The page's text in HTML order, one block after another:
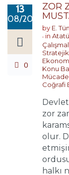
13
08/2018
0
ZOR
by E.
in
Konu
Coğrafi
zor
olur.
halkı